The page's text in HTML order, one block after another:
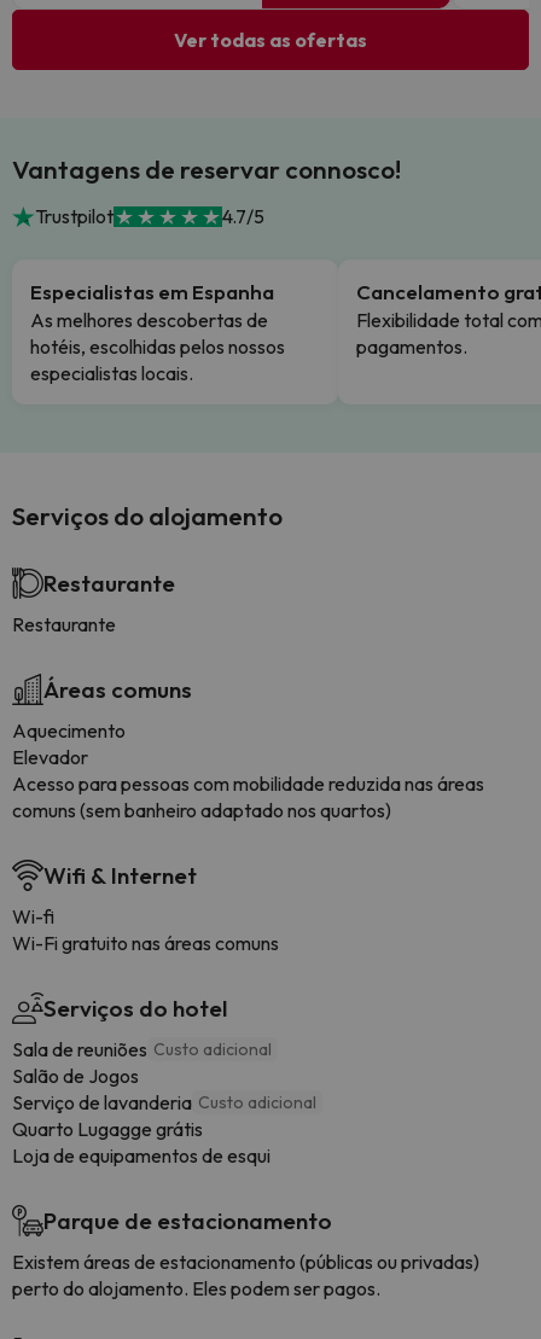
Ver todas as ofertas
Vantagens de reservar connosco!
Trustpilot 4.7/5
Especialistas em Espanha
As melhores descobertas de
hotéis, escolhidas pelos nossos
especialistas locais.
Cancelamento
Flexibilidade total
pagamentos.
Serviços do alojamento
Restaurante
Restaurante
Áreas comuns
Aquecimento
Elevador
Acesso para pessoas com mobilidade reduzida nas áreas
comuns (sem banheiro adaptado nos quartos)
Wifi & Internet
Wi-fi
Wi-Fi gratuito nas áreas comuns
Serviços do hotel
Sala de reuniões Custo adicional
Salão de Jogos
Serviço de lavanderia Custo adicional
Quarto Lugagge grátis
Loja de equipamentos de esqui
Parque de estacionamento
Existem áreas de estacionamento (públicas ou privadas)
perto do alojamento. Eles podem ser pagos.